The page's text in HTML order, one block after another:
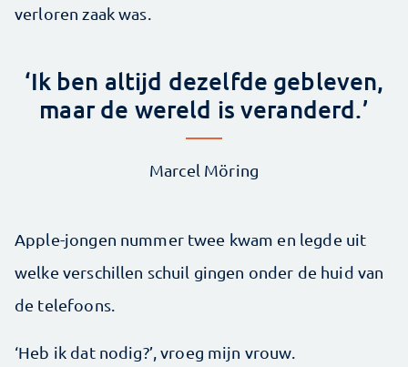
verloren zaak was.
‘Ik ben altijd dezelfde gebleven,
maar de wereld is veranderd.’
Marcel Möring
Apple-jongen nummer twee kwam en legde uit
welke verschillen schuil gingen onder de huid van
de telefoons.
‘Heb ik dat nodig?’, vroeg mijn vrouw.